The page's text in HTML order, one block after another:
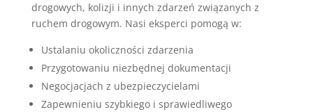
drogowych, kolizji i innych zdarzeń związanych z
ruchem drogowym. Nasi eksperci pomogą w:
Ustalaniu okoliczności zdarzenia
Przygotowaniu niezbędnej dokumentacji
Negocjacjach z ubezpieczycielami
Zapewnieniu szybkiego i sprawiedliwego